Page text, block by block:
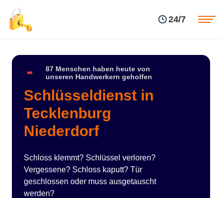
24/7
87 Menschen haben heute von
unseren Handwerkern geholfen
Schlüsseldienst in
Tecklenburg
Niederdorf
Schloss klemmt? Schlüssel verloren?
Vergessene? Schloss kaputt? Tür
geschlossen oder muss ausgetauscht
werden?